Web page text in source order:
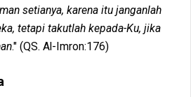
setianya, karena itu janganlah
tetapi takutlah kepada-Ku, jika
." (QS. Al-Imron:176)